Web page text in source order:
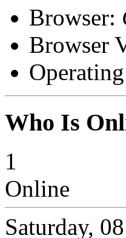
Browser:
Browser
Who Is
1
Online
Saturday,